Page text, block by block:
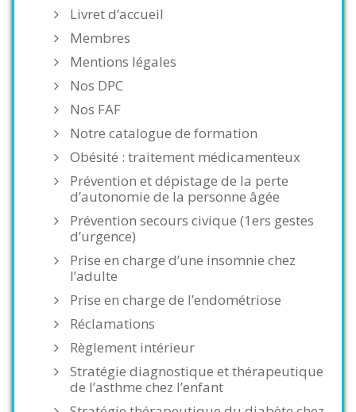
Livret d’accueil
Membres
Mentions légales
Nos DPC
Nos FAF
Notre catalogue de formation
Obésité : traitement médicamenteux
Prévention et dépistage de la perte
d’autonomie de la personne âgée
Prévention secours civique (1ers gestes
d’urgence)
Prise en charge d’une insomnie chez
l’adulte
Prise en charge de l’endométriose
Réclamations
Règlement intérieur
Stratégie diagnostique et thérapeutique
de l’asthme chez l’enfant